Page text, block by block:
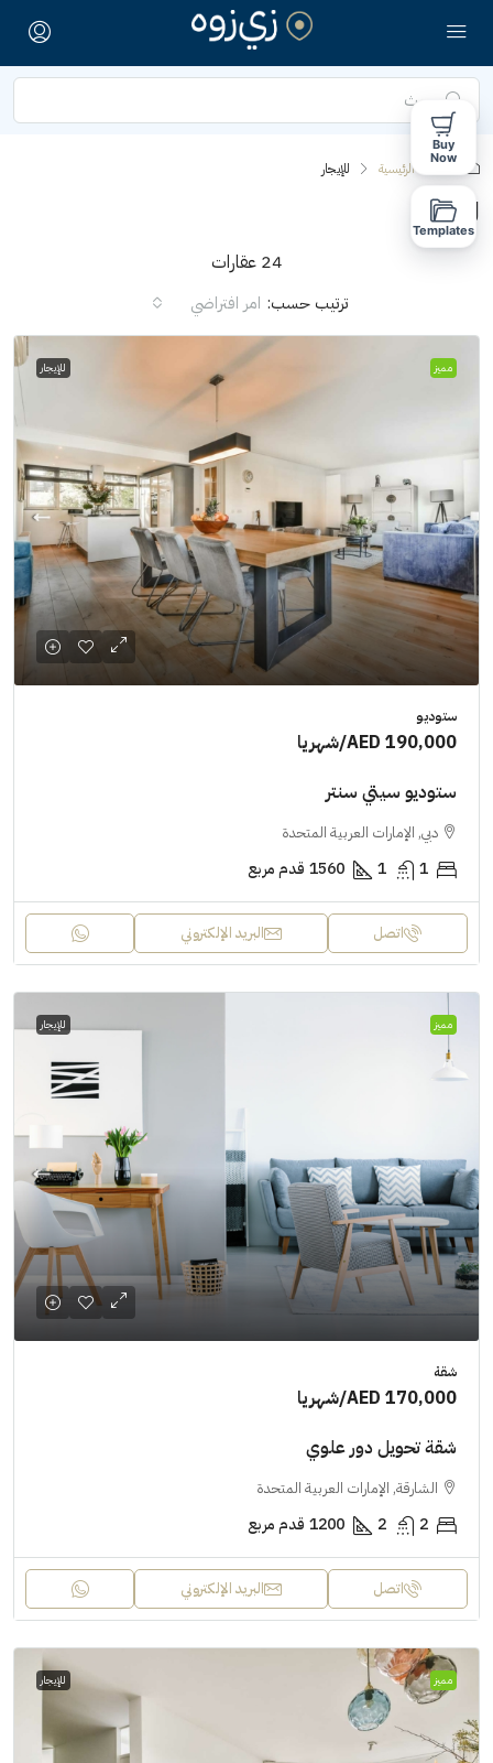
الصفحة الرئيسية للإيجار
للإيجار
24 عقارات
ترتيب حسب: امر افتراضي
مميز للإيجار
ستوديو
AED 190,000/شهريا
ستوديو سيتي سنتر
دبي, الإمارات العربية المتحدة
1
1
1560 قدم مربع
اتصل البريد الإلكتروني
مميز للإيجار
شقة
AED 170,000/شهريا
شقة تحويل دور علوي
الشارقة, الإمارات العربية المتحدة
2
2
1200 قدم مربع
اتصل البريد الإلكتروني
مميز للإيجار
Buy
Now
Templates